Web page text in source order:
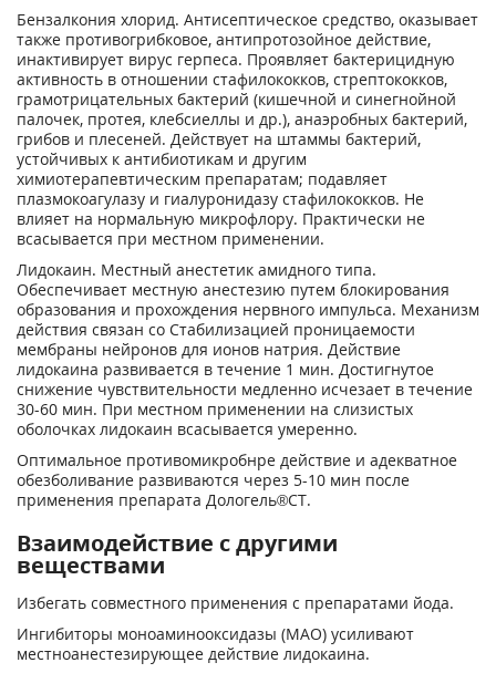
Бензалкония хлорид. Антисептическое средство, оказывает
также противогрибковое, антипротозойное действие,
инактивирует вирус герпеса. Проявляет бактерицидную
активность в отношении стафилококков, стрептококков,
грамотрицательных бактерий (кишечной и синегнойной
палочек, протея, клебсиеллы и др.), анаэробных бактерий,
грибов и плесеней. Действует на штаммы бактерий,
устойчивых к антибиотикам и другим
химиотерапевтическим препаратам; подавляет
плазмокоагулазу и гиалуронидазу стафилококков. Не
влияет на нормальную микрофлору. Практически не
всасывается при местном применении.
Лидокаин. Местный анестетик амидного типа.
Обеспечивает местную анестезию путем блокирования
образования и прохождения нервного импульса. Механизм
действия связан со Стабилизацией проницаемости
мембраны нейронов для ионов натрия. Действие
лидокаина развивается в течение 1 мин. Достигнутое
снижение чувствительности медленно исчезает в течение
30-60 мин. При местном применении на слизистых
оболочках лидокаин всасывается умеренно.
Оптимальное противомикробнре действие и адекватное
обезболивание развиваются через 5-10 мин после
применения препарата Дологель®СТ.
Взаимодействие с другими
веществами
Избегать совместного применения с препаратами йода.
Ингибиторы моноаминооксидазы (МАО) усиливают
местноанестезирующее действие лидокаина.